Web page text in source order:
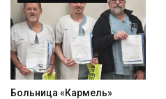
Больница «Кармель»